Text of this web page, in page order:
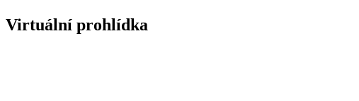
Virtuální prohlídka